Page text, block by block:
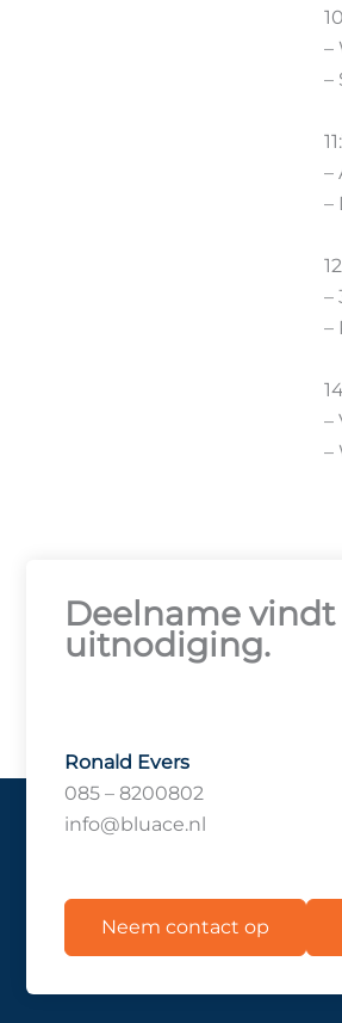
–
–
–
–
–
–
–
–
Deelname
uitnodiging.
Ronald Evers
085 – 8200802
info@bluace.nl
Neem contact op